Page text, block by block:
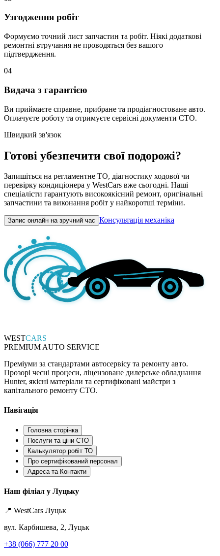
Узгодження робіт
Формуємо точний лист запчастин та робіт. Ніякі додаткові
ремонтні втручання не проводяться без вашого
підтвердження.
04
Видача з гарантією
Ви приймаєте справне, прибране та продіагностоване авто.
Оплачуєте роботу та отримуєте сервісні документи СТО.
Швидкий зв'язок
Готові убезпечити свої подорожі?
Запишіться на регламентне ТО, діагностику ходової чи
перевірку кондиціонера у WestCars вже сьогодні. Наші
спеціалісти гарантують високоякісний ремонт, оригінальні
запчастини та виконання робіт у найкоротші терміни.
Запис онлайн на зручний час Консультація механіка
WESTCARS
PREMIUM AUTO SERVICE
Преміуми за стандартами автосервісу та ремонту авто.
Прозорі чесні процеси, ліцензоване дилерське обладнання
Hunter, якісні матеріали та сертифіковані майстри з
капітального ремонту СТО.
Навігація
Головна сторінка
Послуги та ціни СТО
Калькулятор робіт ТО
Про сертифікований персонал
Адреса та Контакти
Наш філіал у Луцьку
📍 WestCars Луцьк
вул. Карбишева, 2, Луцьк
+38 (066) 777 20 00